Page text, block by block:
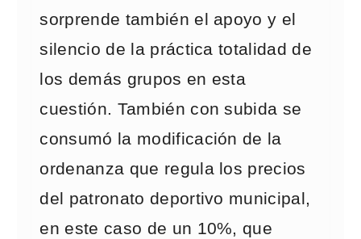
sorprende también el apoyo y el
silencio de la práctica totalidad de
los demás grupos en esta
cuestión. También con subida se
consumó la modificación de la
ordenanza que regula los precios
del patronato deportivo municipal,
en este caso de un 10%, que